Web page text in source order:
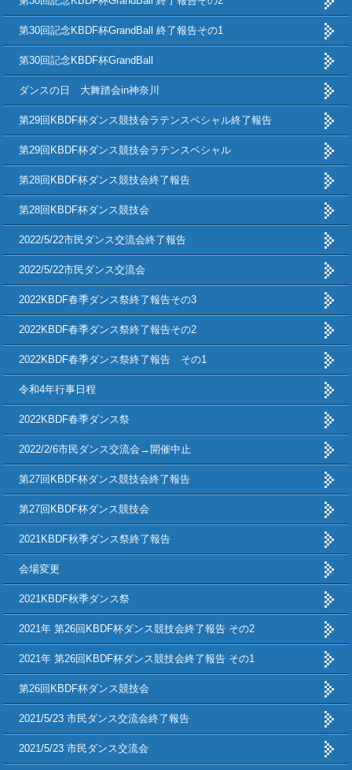
第30回記念KBDF杯GrandBall 終了報告その1
第30回記念KBDF杯GrandBall
ダンスの日 大舞踏会in神奈川
第29回KBDF杯ダンス競技会ラテンスペシャル終了報告
第29回KBDF杯ダンス競技会ラテンスペシャル
第28回KBDF杯ダンス競技会終了報告
第28回KBDF杯ダンス競技会
2022/5/22市民ダンス交流会終了報告
2022/5/22市民ダンス交流会
2022KBDF春季ダンス祭終了報告その3
2022KBDF春季ダンス祭終了報告その2
2022KBDF春季ダンス祭終了報告 その1
令和4年行事日程
2022KBDF春季ダンス祭
2022/2/6市民ダンス交流会→開催中止
第27回KBDF杯ダンス競技会終了報告
第27回KBDF杯ダンス競技会
2021KBDF秋季ダンス祭終了報告
会場変更
2021KBDF秋季ダンス祭
2021年 第26回KBDF杯ダンス競技会終了報告 その2
2021年 第26回KBDF杯ダンス競技会終了報告 その1
第26回KBDF杯ダンス競技会
2021/5/23 市民ダンス交流会終了報告
2021/5/23 市民ダンス交流会